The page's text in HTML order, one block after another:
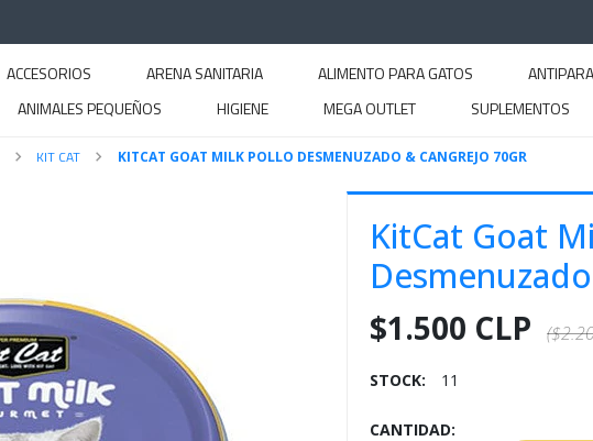
ACCESORIOS ARENA SANITARIA ALIMENTO PARA GATOS
ANIMALES PEQUEÑOS
HIGIENE MEGA OUTLET SUPLEMENTOS
KIT CAT KITCAT GOAT MILK POLLO DESMENUZADO & CANGREJO 70GR
KitCat Goat
$1.500 CLP
STOCK: 11
CANTIDAD: